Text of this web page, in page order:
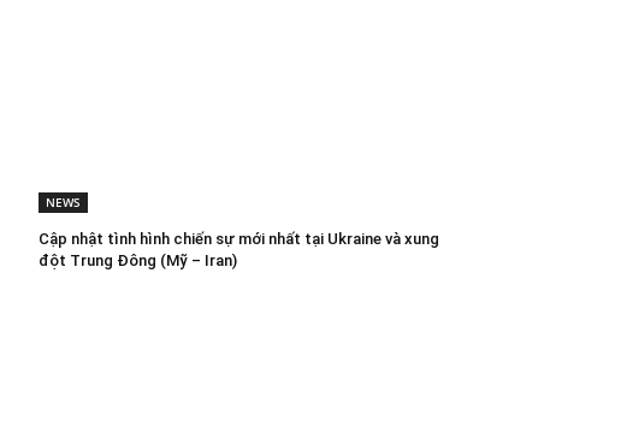
NEWS
Cập nhật tình hình chiến sự mới nhất tại Ukraine và xung
đột Trung Đông (Mỹ – Iran)